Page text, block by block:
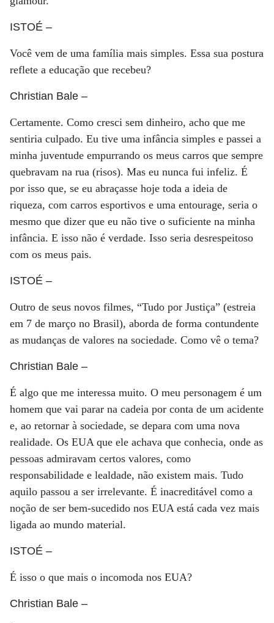
ISTOÉ –
Você vem de uma família mais simples. Essa sua postura
reflete a educação que recebeu?
Christian Bale –
Certamente. Como cresci sem dinheiro, acho que me
sentiria culpado. Eu tive uma infância simples e passei a
minha juventude empurrando os meus carros que sempre
quebravam na rua (risos). Mas eu nunca fui infeliz. É
por isso que, se eu abraçasse hoje toda a ideia de
riqueza, com carros esportivos e uma entourage, seria o
mesmo que dizer que eu não tive o suficiente na minha
infância. E isso não é verdade. Isso seria desrespeitoso
com os meus pais.
ISTOÉ –
Outro de seus novos filmes, “Tudo por Justiça” (estreia
em 7 de março no Brasil), aborda de forma contundente
as mudanças de valores na sociedade. Como vê o tema?
Christian Bale –
É algo que me interessa muito. O meu personagem é um
homem que vai parar na cadeia por conta de um acidente
e, ao retornar à sociedade, se depara com uma nova
realidade. Os EUA que ele achava que conhecia, onde as
pessoas admiravam certos valores, como
responsabilidade e lealdade, não existem mais. Tudo
aquilo passou a ser irrelevante. É inacreditável como a
noção de ser bem-sucedido nos EUA está cada vez mais
ligada ao mundo material.
ISTOÉ –
É isso o que mais o incomoda nos EUA?
Christian Bale –